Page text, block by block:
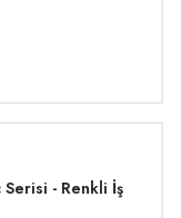
- Renkli İş